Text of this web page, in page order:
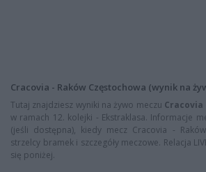
Cracovia - Raków Częstochowa (wynik na
Tutaj znajdziesz wyniki na żywo meczu Cracovia
w ramach 12. kolejki - Ekstraklasa. Informacje
(jeśli dostępna), kiedy mecz Cracovia -
strzelcy bramek i szczegóły meczowe. Relacja
się poniżej.